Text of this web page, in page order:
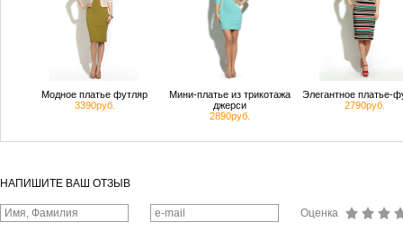
Модное платье футляр
3390руб.
Мини-платье из трикотажа
джерси
2890руб.
Элегантное платье-
2790руб.
НАПИШИТЕ ВАШ ОТЗЫВ
Оценка